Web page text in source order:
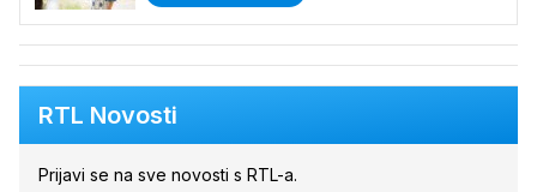
RTL Novosti
Prijavi se na sve novosti s RTL-a.